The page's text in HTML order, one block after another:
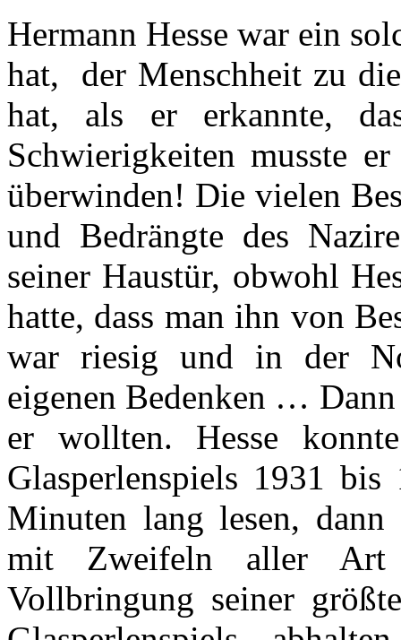
Hermann Hesse war ein
hat, der Menschheit zu
hat, als er erkannte,
Schwierigkeiten musste
überwinden! Die vielen
und Bedrängte des
seiner Haustür, obwohl
hatte, dass man ihn von
war riesig und in der
eigenen Bedenken …
er wollten. Hesse
Glasperlenspiels 1931
Minuten lang lesen, dann
mit Zweifeln aller
Vollbringung seiner